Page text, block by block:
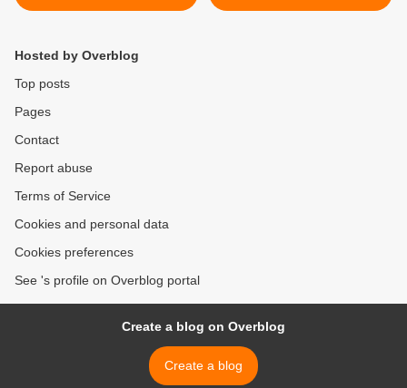
(I) : Une nouvelle Naqba ?
State” contre le peuple et
Hosted by Overblog
Top posts
Pages
Contact
Report abuse
Terms of Service
Cookies and personal data
Cookies preferences
See 's profile on Overblog portal
Create a blog on Overblog
Create a blog